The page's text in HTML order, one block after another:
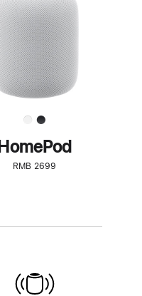
了
解
HomePod<
HomePod
RMB 2699